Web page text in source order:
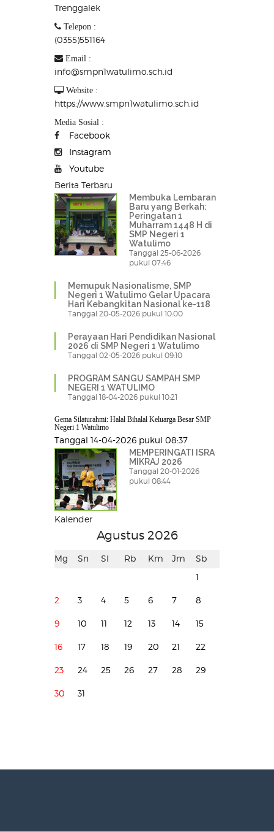
Trenggalek
Telepon :
(0355)551164
Email :
info@smpn1watulimo.sch.id
Website :
https://www.smpn1watulimo.sch.id
Media Sosial :
Facebook
Instagram
Youtube
Berita Terbaru
Membuka Lembaran
Baru yang Berkah:
Peringatan 1
Muharram 1448 H di
SMP Negeri 1
Watulimo
Tanggal 25-06-2026
pukul 07:46
Memupuk Nasionalisme, SMP
Negeri 1 Watulimo Gelar Upacara
Hari Kebangkitan Nasional ke-118
Tanggal 20-05-2026 pukul 10:00
Perayaan Hari Pendidikan Nasional
2026 di SMP Negeri 1 Watulimo
Tanggal 02-05-2026 pukul 09:10
PROGRAM SANGU SAMPAH SMP
NEGERI 1 WATULIMO
Tanggal 18-04-2026 pukul 10:21
Gema Silaturahmi: Halal Bihalal Keluarga Besar SMP
Negeri 1 Watulimo
Tanggal 14-04-2026 pukul 08:37
MEMPERINGATI ISRA
MIKRAJ 2026
Tanggal 20-01-2026
pukul 08:44
Kalender
Agustus 2026
Mg Sn Sl Rb Km Jm
Sb
1
2 3 4 5 6 7 8
9 10 11 12 13 14 15
16 17 18 19 20 21 22
23 24 25 26 27 28 29
30 31